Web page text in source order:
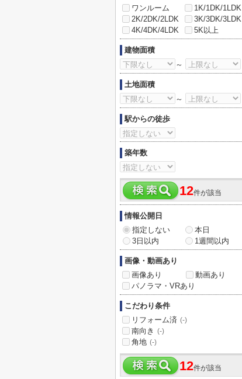
ワンルーム
1K/1DK/1LDK
2K/2DK/2LDK
3K/3DK/3LDK
4K/4DK/4LDK
5K以上
建物面積
～
土地面積
～
駅からの徒歩
築年数
12件が該当
情報公開日
指定しない
本日
3日以内
1週間以内
画像・動画あり
画像あり
動画あり
パノラマ・VRあり
こだわり条件
リフォーム済 (-)
南向き (-)
角地 (-)
12件が該当